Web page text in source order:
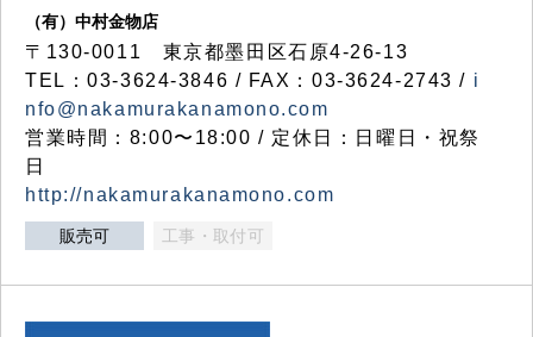
（有）中村金物店
〒130-0011 東京都墨田区石原4-26-13
TEL：03-3624-3846 / FAX：03-3624-2743 / i
nfo@nakamurakanamono.com
営業時間：8:00〜18:00 / 定休日：日曜日・祝祭
日
http://nakamurakanamono.com
販売可 工事・取付可